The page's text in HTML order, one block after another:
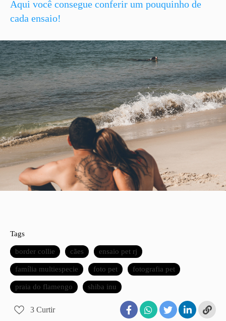
Aqui você consegue conferir um pouquinho de
cada ensaio!
Tags
border collie cães ensaio pet rj
família multiespecie foto pet fotografia pet
praia do flamengo shiba inu
3 Curtir